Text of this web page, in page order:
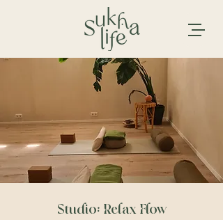
Studio: Relax Flow